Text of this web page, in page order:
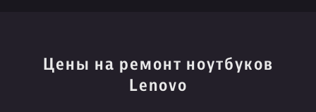
Цены на ремонт ноутбуков
Lenovo